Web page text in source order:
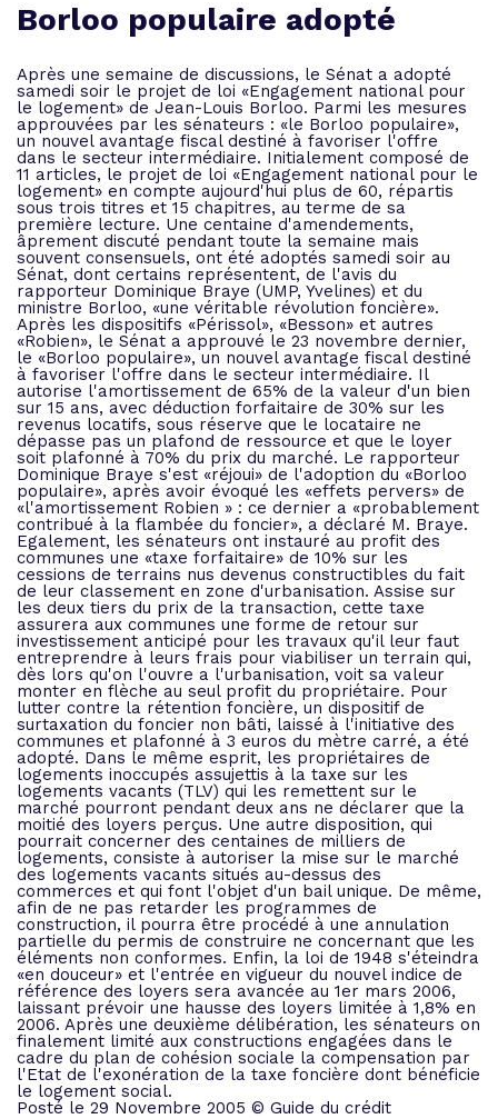
Borloo populaire adopté
Après une semaine de discussions, le Sénat a adopté
samedi soir le projet de loi «Engagement national pour
le logement» de Jean-Louis Borloo. Parmi les mesures
approuvées par les sénateurs : «le Borloo populaire»,
un nouvel avantage fiscal destiné à favoriser l'offre
dans le secteur intermédiaire. Initialement composé de
11 articles, le projet de loi «Engagement national pour le
logement» en compte aujourd'hui plus de 60, répartis
sous trois titres et 15 chapitres, au terme de sa
première lecture. Une centaine d'amendements,
âprement discuté pendant toute la semaine mais
souvent consensuels, ont été adoptés samedi soir au
Sénat, dont certains représentent, de l'avis du
rapporteur Dominique Braye (UMP, Yvelines) et du
ministre Borloo, «une véritable révolution foncière».
Après les dispositifs «Périssol», «Besson» et autres
«Robien», le Sénat a approuvé le 23 novembre dernier,
le «Borloo populaire», un nouvel avantage fiscal destiné
à favoriser l'offre dans le secteur intermédiaire. Il
autorise l'amortissement de 65% de la valeur d'un bien
sur 15 ans, avec déduction forfaitaire de 30% sur les
revenus locatifs, sous réserve que le locataire ne
dépasse pas un plafond de ressource et que le loyer
soit plafonné à 70% du prix du marché. Le rapporteur
Dominique Braye s'est «réjoui» de l'adoption du «Borloo
populaire», après avoir évoqué les «effets pervers» de
«l'amortissement Robien » : ce dernier a «probablement
contribué à la flambée du foncier», a déclaré M. Braye.
Egalement, les sénateurs ont instauré au profit des
communes une «taxe forfaitaire» de 10% sur les
cessions de terrains nus devenus constructibles du fait
de leur classement en zone d'urbanisation. Assise sur
les deux tiers du prix de la transaction, cette taxe
assurera aux communes une forme de retour sur
investissement anticipé pour les travaux qu'il leur faut
entreprendre à leurs frais pour viabiliser un terrain qui,
dès lors qu'on l'ouvre a l'urbanisation, voit sa valeur
monter en flèche au seul profit du propriétaire. Pour
lutter contre la rétention foncière, un dispositif de
surtaxation du foncier non bâti, laissé à l'initiative des
communes et plafonné à 3 euros du mètre carré, a été
adopté. Dans le même esprit, les propriétaires de
logements inoccupés assujettis à la taxe sur les
logements vacants (TLV) qui les remettent sur le
marché pourront pendant deux ans ne déclarer que la
moitié des loyers perçus. Une autre disposition, qui
pourrait concerner des centaines de milliers de
logements, consiste à autoriser la mise sur le marché
des logements vacants situés au-dessus des
commerces et qui font l'objet d'un bail unique. De même,
afin de ne pas retarder les programmes de
construction, il pourra être procédé à une annulation
partielle du permis de construire ne concernant que les
éléments non conformes. Enfin, la loi de 1948 s'éteindra
«en douceur» et l'entrée en vigueur du nouvel indice de
référence des loyers sera avancée au 1er mars 2006,
laissant prévoir une hausse des loyers limitée à 1,8% en
2006. Après une deuxième délibération, les sénateurs on
finalement limité aux constructions engagées dans le
cadre du plan de cohésion sociale la compensation par
l'Etat de l'exonération de la taxe foncière dont bénéficie
le logement social.
Posté le 29 Novembre 2005 © Guide du crédit